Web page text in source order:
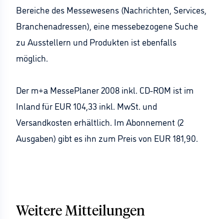
Bereiche des Messewesens (Nachrichten, Services,
Branchenadressen), eine messebezogene Suche
zu Ausstellern und Produkten ist ebenfalls
möglich.
Der m+a MessePlaner 2008 inkl. CD-ROM ist im
Inland für EUR 104,33 inkl. MwSt. und
Versandkosten erhältlich. Im Abonnement (2
Ausgaben) gibt es ihn zum Preis von EUR 181,90.
Weitere Mitteilungen